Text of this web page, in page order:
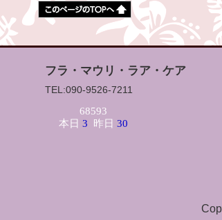
フラ・マウリ・ラア・ケア
TEL:090-9526-7211